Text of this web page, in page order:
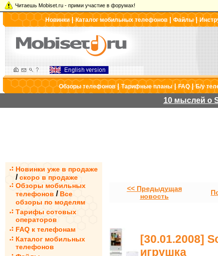
Читаешь Mobiset.ru - прими участие в форумах!
Новинки|Каталог мобильных телефонов |Файлы|
Обзоры телефонов|Тарифные планы|FAQ|Б/у
10 мыслей о
Новинки уже в продаже
/ скоро в продаже
Обзоры мобильных
телефонов / Все
обзоры по моделям
Тарифы сотовых
операторов
FAQ к телефонам
Каталог мобильных
телефонов
<< Предыдущая
новость
[30.01.2008]
игрушка